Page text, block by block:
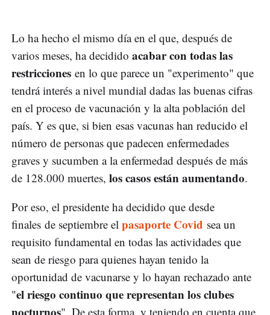
Lo ha hecho el mismo día en el que, después de
varios meses, ha decidido acabar con todas las
restricciones en lo que parece un "experimento" que
tendrá interés a nivel mundial dadas las buenas cifras
en el proceso de vacunación y la alta población del
país. Y es que, si bien esas vacunas han reducido el
número de personas que padecen enfermedades
graves y sucumben a la enfermedad después de más
de 128.000 muertes, los casos están aumentando.
Por eso, el presidente ha decidido que desde
finales de septiembre el pasaporte Covid sea un
requisito fundamental en todas las actividades que
sean de riesgo para quienes hayan tenido la
oportunidad de vacunarse y lo hayan rechazado ante
"el riesgo continuo que representan los clubes
". De esta forma, y teniendo en cuenta que